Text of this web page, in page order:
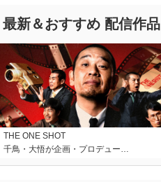
最新＆おすすめ 配信作品
THE ONE SHOT
千鳥・大悟が企画・プロデュー…